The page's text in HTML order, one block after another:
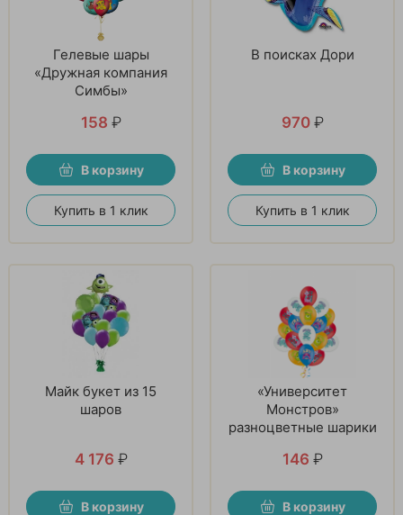
Гелевые шары
«Дружная компания
Симбы»
158 ₽
В корзину
Купить в 1 клик
В поисках Дори
970 ₽
В корзину
Купить в 1 клик
Майк букет из 15
шаров
4 176 ₽
В корзину
«Университет
Монстров»
разноцветные шарики
146 ₽
В корзину